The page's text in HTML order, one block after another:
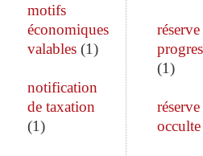
motifs
économiques
valables(1)
notification
de taxation
(1)
(1)
réserve
occulte